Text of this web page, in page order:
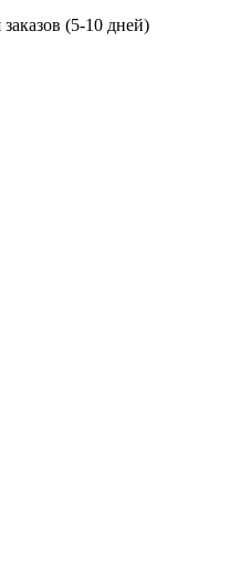
(5-10 дней)